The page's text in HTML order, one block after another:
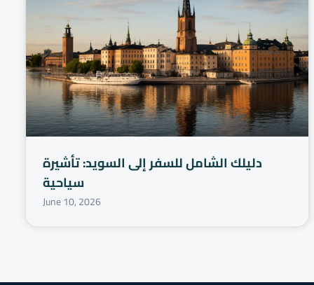
دليلك الشامل للسفر إلى السويد: تأشيرة
سياحية
June 10, 2026